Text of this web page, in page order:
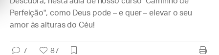
Perfeição", como Deus pode – e quer – elevar o seu
amor às alturas do Céu!
7 87